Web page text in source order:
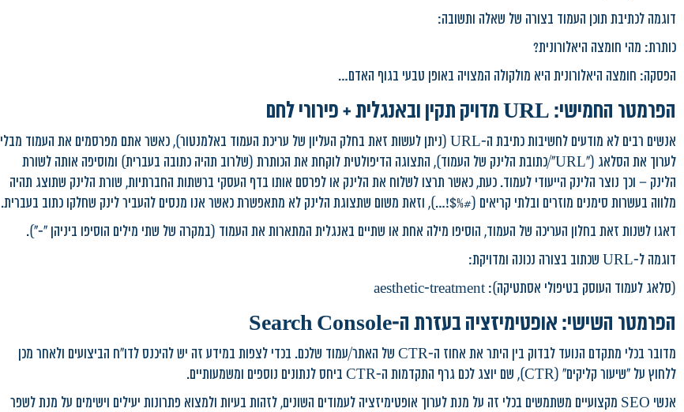
דוגמה לכתיבת תוכן העמוד בצורה של שאלה ותשובה:
כותרת: מהי חומצה היאלורונית?
הפסקה: חומצה היאלורונית היא מולקולה המצויה באופן טבעי בגוף האדם…
הפרמטר החמישי: URL מדויק תקין ובאנגלית + פירורי לחם
אנשים רבים לא מודעים לחשיבות כתיבת ה-URL (ניתן לעשות זאת בחלק העליון של עריכת העמוד באלמנטור), כאשר אתם מפרסמים את העמוד מבלי
לערוך את הסלאג ("URL"/כתובת הלינק של העמוד), התצוגה הדיפולטית לוקחת את הכותרת (שלרוב תהיה כתובה בעברית) ומוסיפה אותה לשורת
הלינק – וכך נוצר הלינק הייעודי לעמוד. כעת, כאשר תרצו לשלוח את הלינק או לפרסם אותו בדף העסקי ברשתות החברתיות, שורת הלינק שתוצג תהיה
מלווה בעשרות סימנים מוזרים ובלתי קריאים (#%$!…), וזאת משום שתצוגת הלינק לא מתאפשרת כאשר אנו מנסים להעביר לינק שחלקו כתוב בעברית.
דאגו לשנות זאת בחלון העריכה של העמוד, הוסיפו מילה אחת או שתיים באנגלית המתארות את העמוד (במקרה של שתי מילים הוסיפו ביניהן "-").
דוגמה ל-URL שכתוב בצורה נכונה ומדויקת:
(סלאג לעמוד העוסק בטיפולי אסתטיקה): aesthetic-treatment
הפרמטר השישי: אופטימיזציה בעזרת ה-Search Console
מדובר בכלי מתקדם הנועד לבדוק בין היתר את אחוז ה-CTR של האתר/עמוד שלכם. בכדי לצפות במידע זה יש להיכנס לדו"ח הביצועים ולאחר מכן
ללחוץ על "שיעור קליקים" (CTR), שם יוצג לכם גרף התקדמות ה-CTR ביחס לנתונים נוספים ומשמעותיים.
אנשי SEO מקצועיים משתמשים בכלי זה על מנת לערוך אופטימיזציה לעמודים השונים, לזהות בעיות ולמצוא פתרונות יעילים וישימים על מנת לשפר